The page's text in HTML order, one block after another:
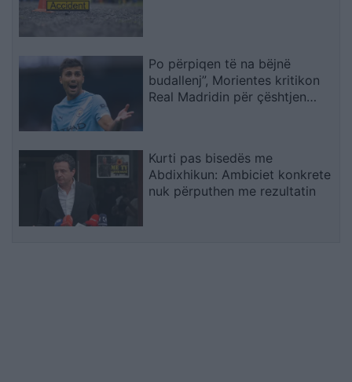
Po përpiqen të na bëjnë
budallenj”, Morientes kritikon
Real Madridin për çështjen
Kurti pas bisedës me
Abdixhikun: Ambiciet konkrete
nuk përputhen me rezultatin